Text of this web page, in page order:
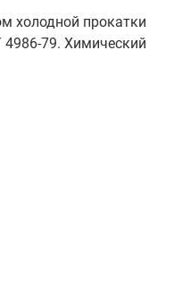
холодной прокатки
4986-79. Химический